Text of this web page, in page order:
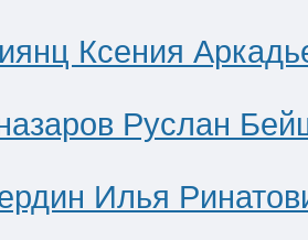
Ксения
Руслан
Илья